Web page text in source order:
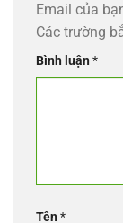
Email của
Các trường
Bình luận*
Tên*